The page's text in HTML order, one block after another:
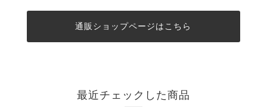
通販ショップページはこちら
最近チェックした商品